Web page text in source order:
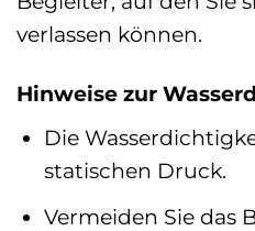
verlassen können.
Hinweise zur
Die
statischen Druck.
Vermeiden Sie das